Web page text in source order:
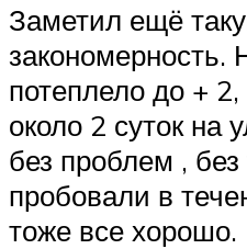
Заметил ещё
закономерность.
потеплело до +
около 2 суток на
без проблем , без
пробовали в
тоже все хорошо.